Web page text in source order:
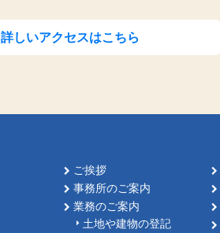
詳しいアクセスはこちら
ご挨拶
事務所のご案内
業務のご案内
土地や建物の登記